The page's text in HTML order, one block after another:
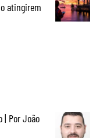
atingirem
| Por João